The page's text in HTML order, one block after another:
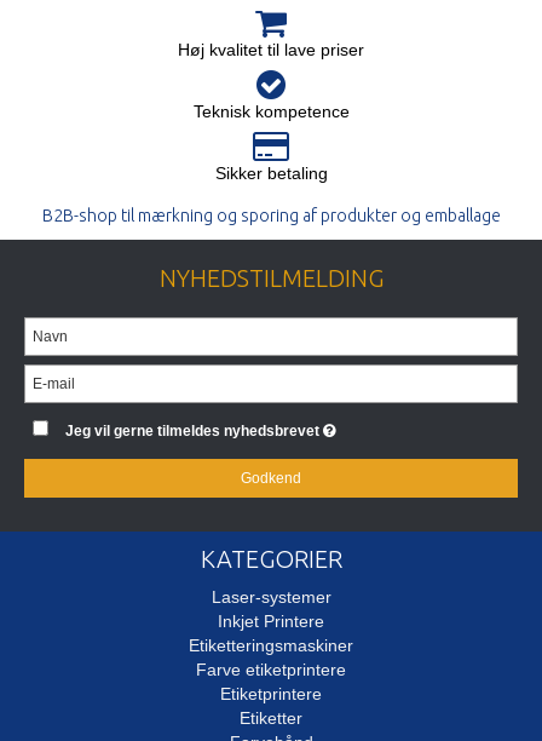
Høj kvalitet til lave priser
Teknisk kompetence
Sikker betaling
B2B-shop til mærkning og sporing af produkter og emballage
NYHEDSTILMELDING
Jeg vil gerne tilmeldes nyhedsbrevet
Godkend
KATEGORIER
Laser-systemer
Inkjet Printere
Etiketteringsmaskiner
Farve etiketprintere
Etiketprintere
Etiketter